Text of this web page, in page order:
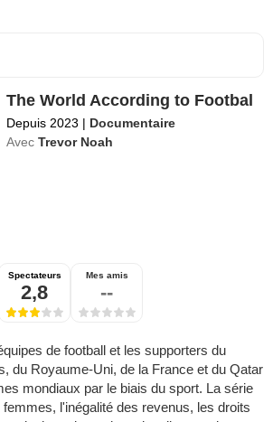
The World According to Footbal
Depuis 2023 | Documentaire
Avec Trevor Noah
Spectateurs
2,8
Mes amis
--
de football et les supporters du
du Royaume-Uni, de la France et du Qatar
mondiaux par le biais du sport. La série
l'inégalité des revenus, les droits